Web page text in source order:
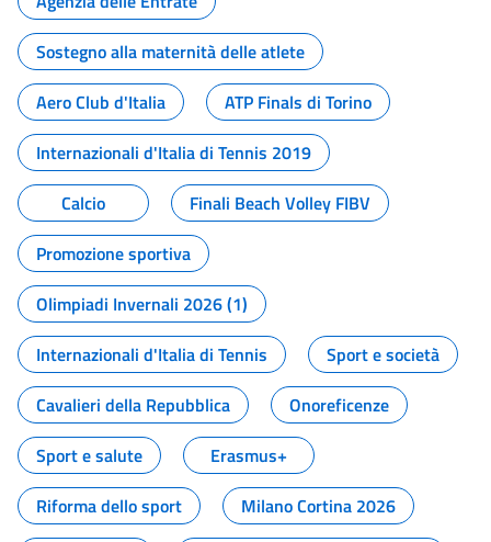
Sostegno alla maternità delle atlete
Aero Club d'Italia
ATP Finals di Torino
Internazionali d'Italia di Tennis 2019
Calcio
Finali Beach Volley FIBV
Promozione sportiva
Olimpiadi Invernali 2026 (1)
Internazionali d'Italia di Tennis
Sport e società
Cavalieri della Repubblica
Onoreficenze
Sport e salute
Erasmus+
Riforma dello sport
Milano Cortina 2026